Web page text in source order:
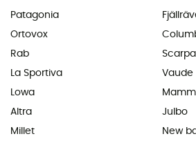
Patagonia
Ortovox
Rab
La Sportiva
Lowa
Altra
Millet
Scarpa
Vaude
Julbo
New